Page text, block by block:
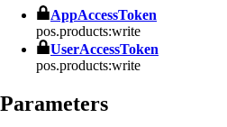
AppAccessToken
pos.products:write
UserAccessToken
pos.products:write
Parameters